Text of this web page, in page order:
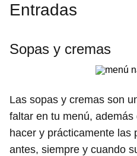
Entradas
Sopas y cremas
Las sopas y cremas son
faltar en tu menú,
hacer y prácticamente las
antes, siempre y cuando